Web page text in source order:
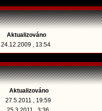
Aktualizováno
24.12.2009 , 13:54
Aktualizováno
27.5.2011 , 19:59